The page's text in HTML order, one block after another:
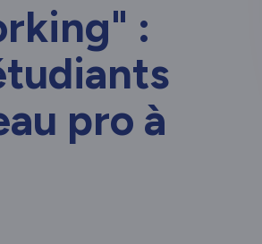
:
pro à